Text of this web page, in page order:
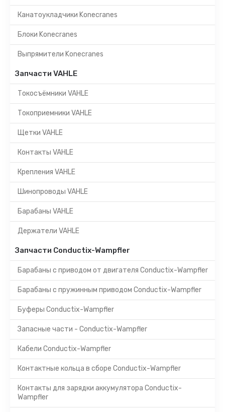
Канатоукладчики Konecranes
Блоки Konecranes
Выпрямители Konecranes
Запчасти VAHLE
Токосъёмники VAHLE
Токоприемники VAHLE
Щетки VAHLE
Контакты VAHLE
Крепления VAHLE
Шинопроводы VAHLE
Барабаны VAHLE
Держатели VAHLE
Запчасти Conductix-Wampfler
Барабаны с приводом от двигателя Conductix-Wampfler
Барабаны с пружинным приводом Conductix-Wampfler
Буферы Conductix-Wampfler
Запасные части - Conductix-Wampfler
Кабели Conductix-Wampfler
Контактные кольца в сборе Conductix-Wampfler
Контакты для зарядки аккумулятора Conductix-
Wampfler